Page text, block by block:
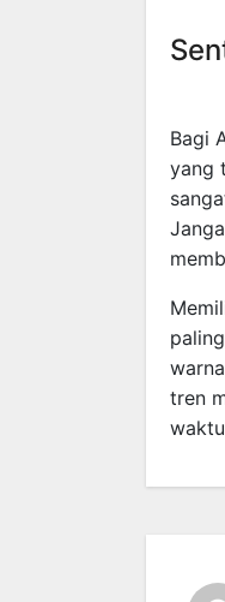
Bagi
yang
tren